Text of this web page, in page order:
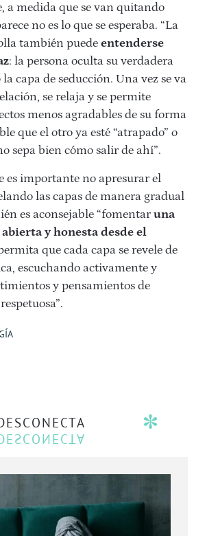
a medida que se van quitando
no es lo que se esperaba. “La
también puede entenderse
: la persona oculta su verdadera
capa de seducción. Una vez se va
se relaja y se permite
menos agradables de su forma
que el otro ya esté “atrapado” o
sepa bien cómo salir de ahí”.
es importante no apresurar el
las capas de manera gradual
es aconsejable “fomentaruna
y honesta desde el
que cada capa se revele de
escuchando activamente y
y pensamientos de